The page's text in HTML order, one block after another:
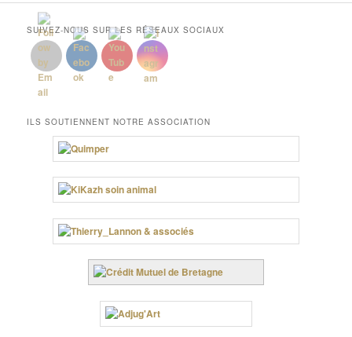
SUIVEZ-NOUS SUR LES RÉSEAUX SOCIAUX
ILS SOUTIENNENT NOTRE ASSOCIATION